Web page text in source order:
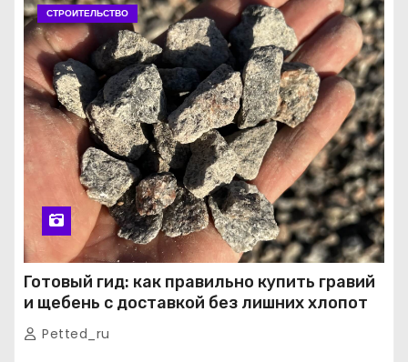
СТРОИТЕЛЬСТВО
Готовый гид: как правильно купить гравий
и щебень с доставкой без лишних хлопот
Petted_ru